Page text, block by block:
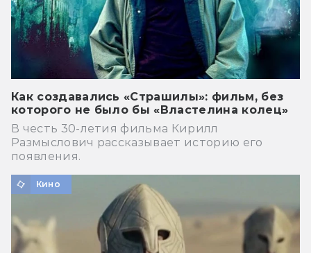
Как создавались «Страшилы»: фильм, без
которого не было бы «Властелина колец»
В честь 30-летия фильма Кирилл
Размыслович рассказывает историю его
появления.
Кино